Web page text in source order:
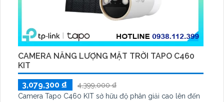
CAMERA NĂNG LƯỢNG MẶT TRỜI TAPO C460
KIT
3,079,300 ₫
4,399,000 ₫
Camera Tapo C460 KIT sở hữu độ phân giải cao lên đến